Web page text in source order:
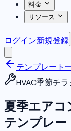
料金
リソース
ログイン新規登録
テンプレート
HVAC季節チラ
夏季エア
テンプレー